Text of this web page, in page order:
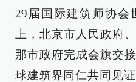
29届国际建筑师协会
上，北京市人民政府
那市政府完成会旗交
球建筑界同仁共同见